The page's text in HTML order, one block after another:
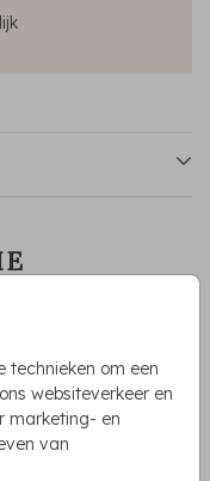
technieken om een
websiteverkeer en
marketing- en
van
de editor gaat het
stickers 97x45mm.